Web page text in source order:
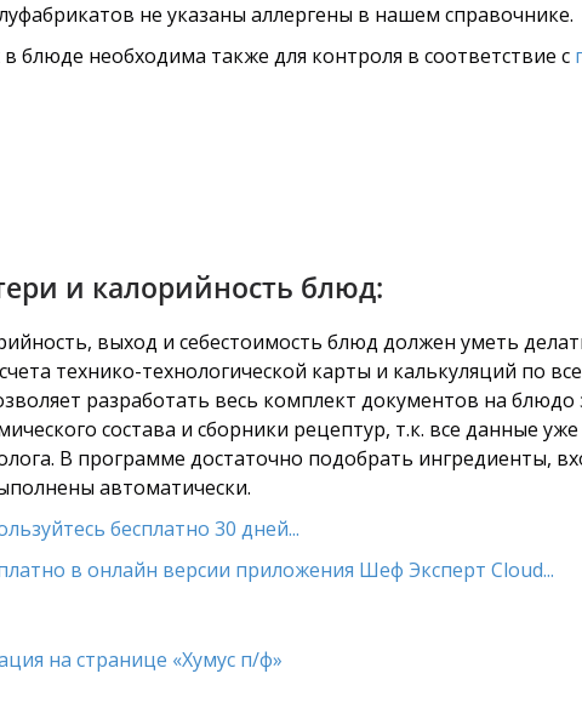
не указаны аллергены в нашем справочнике.
блюде необходима также для контроля в соответствие с
и калорийность блюд:
выход и себестоимость блюд должен уметь
технико-технологической карты и калькуляций по
разработать весь комплект документов на блюдо
состава и сборники рецептур, т.к. все данные
В программе достаточно подобрать ингредиенты,
автоматически.
бесплатно 30 дней...
в онлайн версии приложения Шеф Эксперт Cloud...